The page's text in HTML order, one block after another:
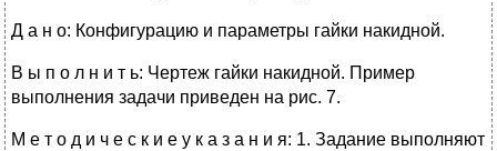
Д а н о: Конфигурацию и параметры гайки накидной.
В ы п о л н и т ь: Чертеж гайки накидной. Пример
выполнения задачи приведен на рис. 7.
М е т о д и ч е с к и е у к а з а н и я: 1. Задание выполняют